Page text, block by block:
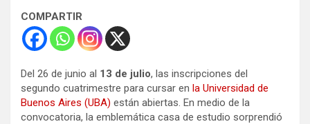
COMPARTIR
Del 26 de junio al 13 de julio, las inscripciones del
segundo cuatrimestre para cursar en la Universidad de
Buenos Aires (UBA) están abiertas. En medio de la
convocatoria, la emblemática casa de estudio sorprendió